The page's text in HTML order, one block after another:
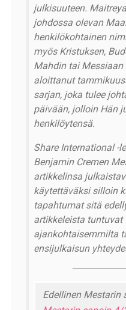
julkisuuteen.
johdossa olevan
henkilökohtainen
myös Kristuksen,
Mahdin tai
aloittanut
sarjan, joka tulee
päivään, jolloin Hän
henkilöytensä.
Share International -
Benjamin Cremen
artikkelinsa
käytettäväksi silloin
tapahtumat sitä
artikkeleista
ajankohtaisemmilta
ensijulkaisun
Edellinen Mestarin